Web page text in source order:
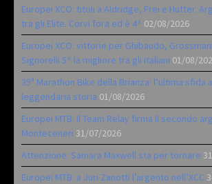
Europei XCO: titoli a Aldridge, Frei e Hutter.
tra gli Elite. Corvi fora ed è 4^ 02/08/2026
Europei XCO: vittorie per Ghibaudo,
Signorelli 5^ la migliore tra gli italiani 01/08/
35ª Marathon Bike della Brianza: l’ultima sfida
leggendaria storia 01/08/2026
Europei MTB: il Team Relay firma il secondo
Monteceneri 31/07/2026
Attenzione: Samara Maxwell sta per tornare
Europei MTB: a Juri Zanotti l’argento nell’XCC